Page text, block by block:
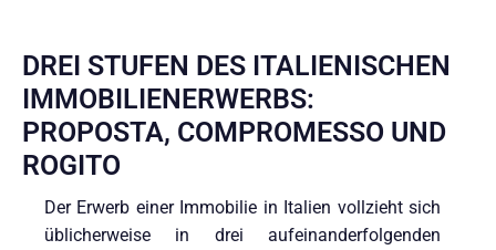
DREI STUFEN DES ITALIENISCHEN
IMMOBILIENERWERBS:
PROPOSTA, COMPROMESSO UND
ROGITO
Der Erwerb einer Immobilie in Italien vollzieht sich
üblicherweise in drei aufeinanderfolgenden